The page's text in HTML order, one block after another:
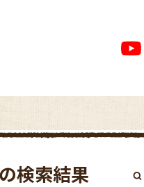
検索結果